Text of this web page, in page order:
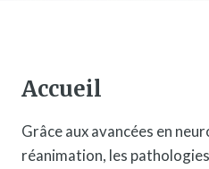
Accueil
Grâce aux avancées en
réanimation, les